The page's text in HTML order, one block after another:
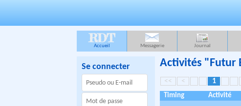
RDT
Accueil Messagerie Journal
Se connecter Activités "Futur
<< < 1
Timing Activité